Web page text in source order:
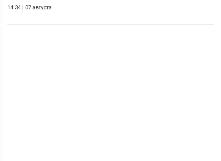
14:34 | 07 августа